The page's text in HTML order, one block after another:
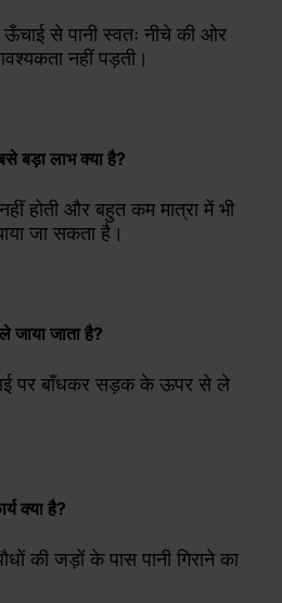
से पानी स्वतः नीचे की ओर
नहीं पड़ती।
बड़ा लाभ क्या है?
नहीं होती और बहुत कम मात्रा में भी
जा सकता है।
जाया जाता है?
पर बाँधकर सड़क के ऊपर से ले
क्या है?
की जड़ों के पास पानी गिराने का